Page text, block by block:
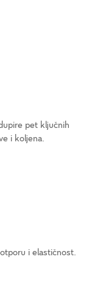
pet ključnih
i koljena.
i elastičnost.